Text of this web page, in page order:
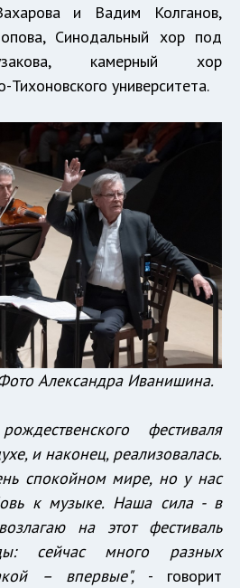
и Вадим Колганов,
Синодальный хор под
камерный хор
Тихоновского университета.
Александра Иванишина.
фестиваля
и наконец, реализовалась.
спокойном мире, но у нас
к музыке. Наша сила - в
на этот фестиваль
сейчас много разных
– впервые",- говорит